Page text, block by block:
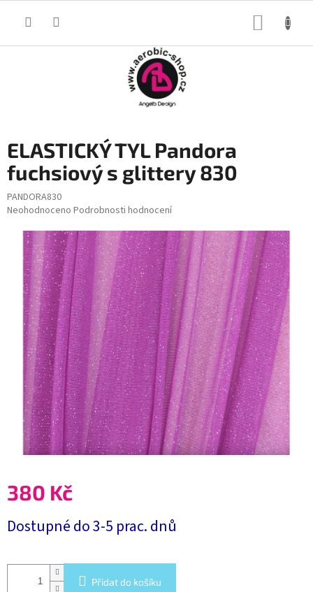
ELASTICKÝ TYL Pandora
fuchsiový s glittery 830
PANDORA830
Průměrné
produktu
hvězdiček.
Neohodnoceno Podrobnosti hodnocení
380 Kč
cena:
Dostupné do 3-5 prac. dnů
Přidat do košíku